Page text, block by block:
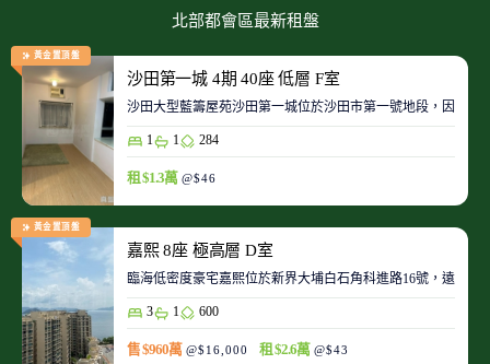
北部都會區最新租盤
黃金置頂盤
沙田第一城 4期 40座 低層 F室
沙田大型藍籌屋苑沙田第一城位於沙田市第一號地段，因此
1 1 284
租 $1.3萬 @$46
黃金置頂盤
嘉熙 8座 極高層 D室
臨海低密度豪宅嘉熙位於新界大埔白石角科進路16號，遠離
3 1 600
售 $960萬 @$16,000 租 $2.6萬 @$43